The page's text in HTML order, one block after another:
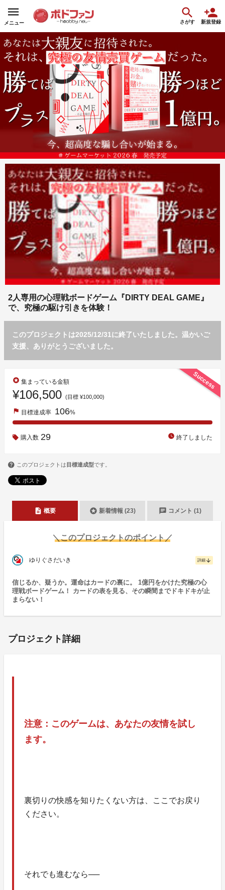
メニュー さがす 新規登録
2人専用の心理戦ボードゲーム『DIRTY DEAL GAME』
で、究極の駆け引きを体験！
このプロジェクトは2025/12/31に終了いたしました。温かいご
支援、ありがとうございました。
Success
stars 集まっている金額
¥106,500 (目標 ¥100,000)
flag 目標達成率 106%
購入数 29 watch_later 終了しました
このプロジェクトは 目標達成型です。
description 概要 stars 新着情報 (23) chat コメント (1)
＼このプロジェクトのポイント／
ゆりぐさだいき 詳細 arrow_downward
信じるか、疑うか。運命はカードの裏に。 1億円をかけた究極の心
理戦ボードゲーム！ カードの表を見る、その瞬間までドキドキが止
まらない！
プロジェクト詳細
注意：このゲームは、あなたの友情を試し
ます。
裏切りの快感を知りたくない方は、ここでお戻り
ください。
それでも進むなら──